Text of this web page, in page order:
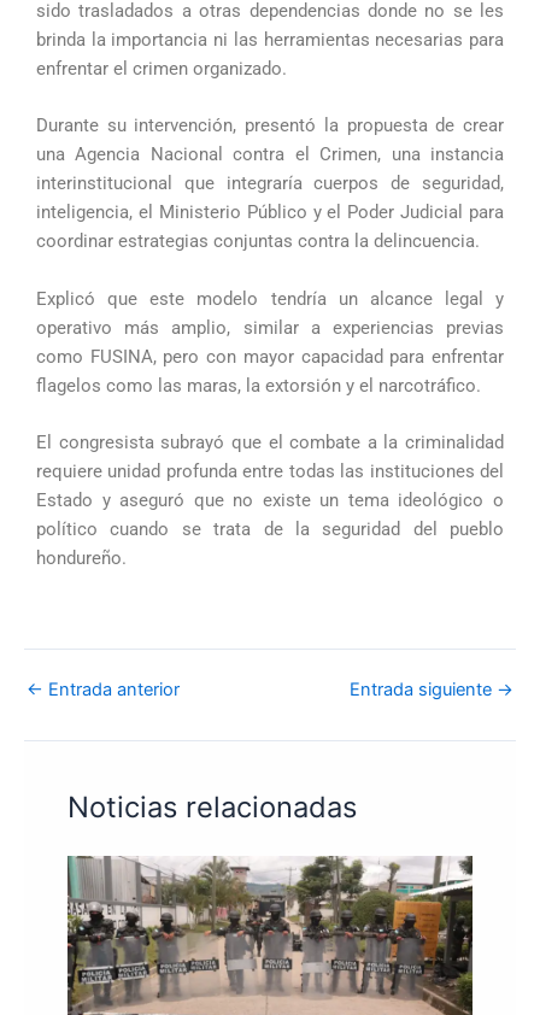
sido trasladados a otras dependencias donde no se les
brinda la importancia ni las herramientas necesarias para
enfrentar el crimen organizado.
Durante su intervención, presentó la propuesta de crear
una Agencia Nacional contra el Crimen, una instancia
interinstitucional que integraría cuerpos de seguridad,
inteligencia, el Ministerio Público y el Poder Judicial para
coordinar estrategias conjuntas contra la delincuencia.
Explicó que este modelo tendría un alcance legal y
operativo más amplio, similar a experiencias previas
como FUSINA, pero con mayor capacidad para enfrentar
flagelos como las maras, la extorsión y el narcotráfico.
El congresista subrayó que el combate a la criminalidad
requiere unidad profunda entre todas las instituciones del
Estado y aseguró que no existe un tema ideológico o
político cuando se trata de la seguridad del pueblo
hondureño.
← Entrada anterior Entrada siguiente →
Noticias relacionadas